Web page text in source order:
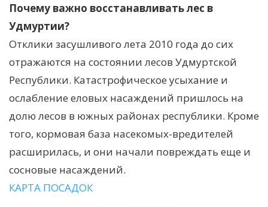
Почему важно восстанавливать лес в
Удмуртии?
Отклики засушливого лета 2010 года до сих
отражаются на состоянии лесов Удмуртской
Республики. Катастрофическое усыхание и
ослабление еловых насаждений пришлось на
долю лесов в южных районах республики. Кроме
того, кормовая база насекомых-вредителей
расширилась, и они начали повреждать еще и
сосновые насаждений.
КАРТА ПОСАДОК